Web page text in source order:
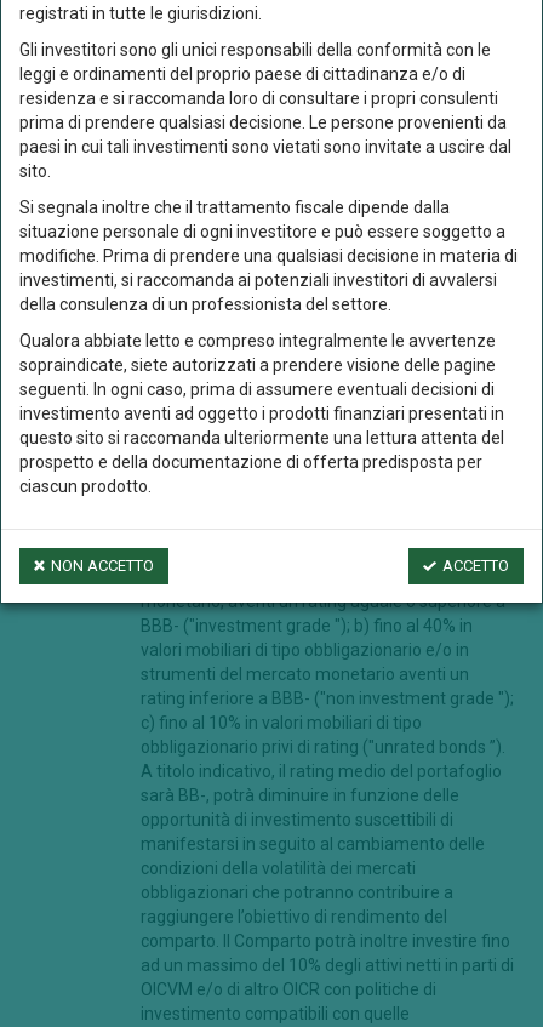
di riferimento ("benchmark")
Categoria
Assogestioni
Obbligazionari flessibili
Classe
Divisa EUR
Gestione
cambio
Gestione attiva
Obiettivi
Il Comparto ha l’obiettivo di massimizzare il
rendimento degli investimenti, mediante un
portafoglio diversificato con un
orizzonte temporale al 31 dicembre 2029
Periodicità
quota
Giornaliera
Politica di
investimento
Le attività nette del Comparto potranno essere
investite: a) fino al 100% in valori mobiliari di
tipo obbligazionario e/o in strumenti di mercato
monetario, aventi un rating uguale o superiore a
BBB- ("investment grade "); b) fino al 40% in
valori mobiliari di tipo obbligazionario e/o in
strumenti del mercato monetario aventi un
rating inferiore a BBB- ("non investment grade ");
c) fino al 10% in valori mobiliari di tipo
obbligazionario privi di rating ("unrated bonds ”).
A titolo indicativo, il rating medio del portafoglio
sarà BB-, potrà diminuire in funzione delle
opportunità di investimento suscettibili di
manifestarsi in seguito al cambiamento delle
condizioni della volatilità dei mercati
obbligazionari che potranno contribuire a
raggiungere l’obiettivo di rendimento del
comparto. Il Comparto potrà inoltre investire fino
ad un massimo del 10% degli attivi netti in parti di
OICVM e/o di altro OICR con politiche di
investimento compatibili con quelle
registrati in tutte le giurisdizioni.
Gli investitori sono gli unici responsabili della conformità con le
leggi e ordinamenti del proprio paese di cittadinanza e/o di
residenza e si raccomanda loro di consultare i propri consulenti
prima di prendere qualsiasi decisione. Le persone provenienti da
paesi in cui tali investimenti sono vietati sono invitate a uscire dal
sito.
Si segnala inoltre che il trattamento fiscale dipende dalla
situazione personale di ogni investitore e può essere soggetto a
modifiche. Prima di prendere una qualsiasi decisione in materia di
investimenti, si raccomanda ai potenziali investitori di avvalersi
della consulenza di un professionista del settore.
Qualora abbiate letto e compreso integralmente le avvertenze
sopraindicate, siete autorizzati a prendere visione delle pagine
seguenti. In ogni caso, prima di assumere eventuali decisioni di
investimento aventi ad oggetto i prodotti finanziari presentati in
questo sito si raccomanda ulteriormente una lettura attenta del
prospetto e della documentazione di offerta predisposta per
ciascun prodotto.
NON ACCETTO ACCETTO